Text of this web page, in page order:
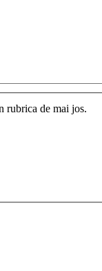
rubrica de mai jos.